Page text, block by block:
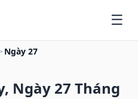
Ngày 27
Ngày 27 Tháng